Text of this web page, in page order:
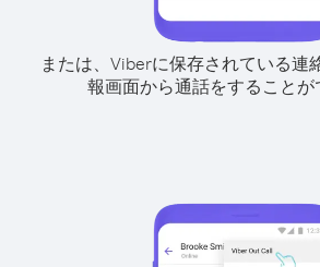
または、Viberに保存されている連
報画面から通話をすることが